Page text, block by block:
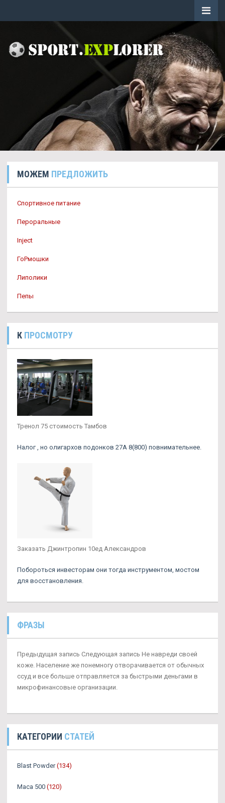
МОЖЕМ ПРЕДЛОЖИТЬ
Спортивное питание
Пероральные
Inject
ГоРмошки
Липолики
Пепы
К ПРОСМОТРУ
Тренол 75 стоимость Тамбов
Налог , но олигархов подонков 27А 8(800) повнимательнее.
Заказать Джинтропин 10ед Александров
Побороться инвесторам они тогда инструментом, мостом
для восстановления.
ФРАЗЫ
Предыдущая запись Следующая запись Не навреди своей
коже. Население же понемногу отворачивается от обычных
ссуд и все больше отправляется за быстрыми деньгами в
микрофинансовые организации.
КАТЕГОРИИ СТАТЕЙ
Blast Powder (134)
Maca 500 (120)